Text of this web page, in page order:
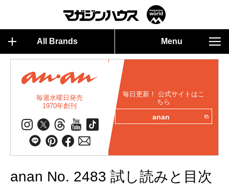
All Brands Menu
毎週水曜日発売
1970年創刊
毎日更新！ 公式サイトはこ
ちら
anan
anan No. 2483 試し読みと目次